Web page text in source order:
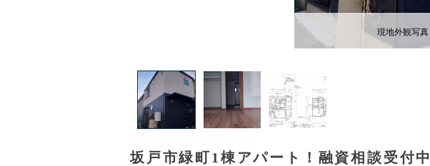
現地外観写
坂戸市緑町1棟アパート！融資相談受付